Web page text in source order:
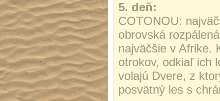
5. deň:
COTONOU:
obrovská
najväčšie v Afrike.
otrokov, odkiaľ ich
volajú Dvere, z
posvätný les s